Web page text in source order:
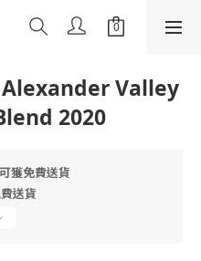
Valley
2020
獲免費送貨
送貨